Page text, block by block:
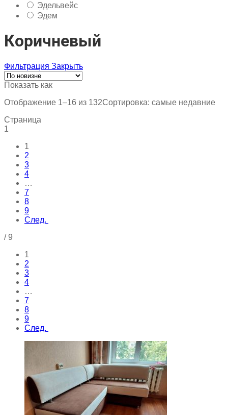
Эдельвейс
Эдем
Коричневый
Фильтрация Закрыть
Показать как
Отображение 1–16 из 132Сортировка: самые недавние
Страница
1
1
2
3
4
…
7
8
9
След.
/ 9
1
2
3
4
…
7
8
9
След.